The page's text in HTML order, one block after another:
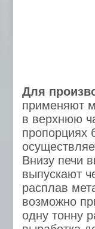
Для
применяют
в верхнюю
пропорциях
Внизу печи
выпускают
расплав
возможно
одну тонну